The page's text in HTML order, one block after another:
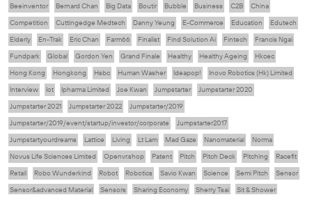
Beeinventor
Bernard Chan Big Data Boutir Bubble Business C2B
China
Competition
Cuttingedge Medtech Danny Yeung E-Commerce Education
Edutech
Elderly
En-Trak Eric Chan Farm66 Finalist Find Solution Ai Fintech
Francis Ngai
Fundpark
Global Gordon Yen Grand Finale Healthy Healthy Ageing
Hkcec
Hong Kong
Hongkong Hsbc Human Washer Ideapop!
Inovo Robotics (Hk) Limited
Interview
Iot Ipharma Limited Joe Kwan Jumpstarter
Jumpstarter 2020
Jumpstarter 2021
Jumpstarter 2022
Jumpstarter/2019
Jumpstarter/2019/event/startup/investor/corporate
Jumpstarter2017
Jumpstartyourdreams
Lattice Living Lt Lam Mad Gaze Nanomaterial
Norma
Novus Life Sciences Limited
Openvr.shop Patent Pitch Pitch Deck Pitching
Racefit
Retail
Robo Wunderkind Robot Robotics Savio Kwan Science Semi Pitch
Sensor
Sensor&advanced Material
Sensors Sharing Economy Sherry Tsai
Sit & Shower